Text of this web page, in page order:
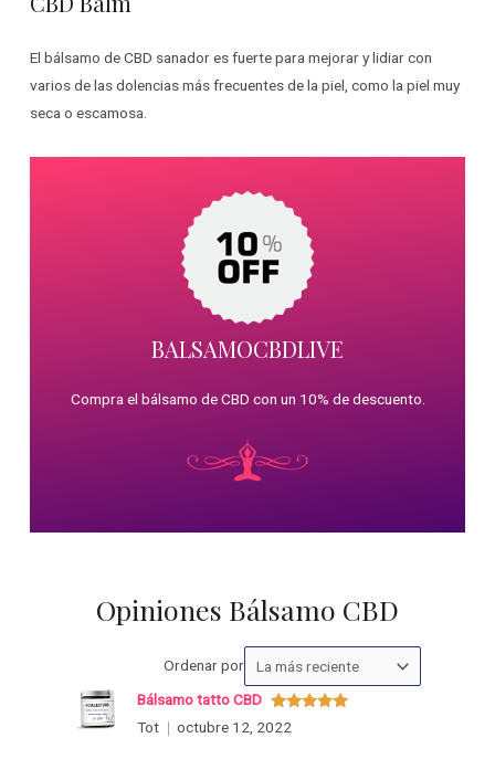
El bálsamo de CBD sanador es fuerte para mejorar y lidiar con
varios de las dolencias más frecuentes de la piel, como la piel muy
seca o escamosa.
BALSAMOCBDLIVE
Compra el bálsamo de CBD con un 10% de descuento.
Opiniones Bálsamo CBD
Ordenar porOrdenar
las
Valorado
con
Bálsamo tatto CBD
Tot
octubre 12, 2022